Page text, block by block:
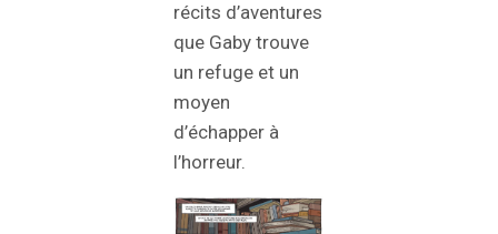
récits d’aventures
que Gaby trouve
un refuge et un
moyen
d’échapper à
l’horreur.